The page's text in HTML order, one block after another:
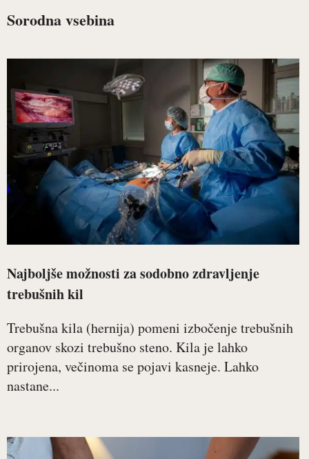
Sorodna vsebina
Najboljše možnosti za sodobno zdravljenje
trebušnih kil
Trebušna kila (hernija) pomeni izbočenje trebušnih
organov skozi trebušno steno. Kila je lahko
prirojena, večinoma se pojavi kasneje. Lahko
nastane...